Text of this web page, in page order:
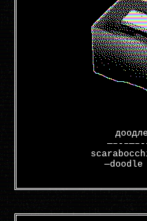
—–-
—doodle